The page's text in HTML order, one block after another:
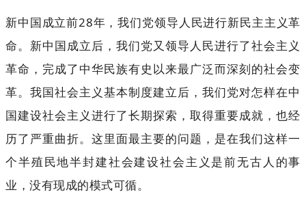
新中国成立前28年，我们党领导人民进行新民主主义革
命。新中国成立后，我们党又领导人民进行了社会主义
革命，完成了中华民族有史以来最广泛而深刻的社会变
革。我国社会主义基本制度建立后，我们党对怎样在中
国建设社会主义进行了长期探索，取得重要成就，也经
历了严重曲折。这里面最主要的问题，是在我们这样一
个半殖民地半封建社会建设社会主义是前无古人的事
业，没有现成的模式可循。